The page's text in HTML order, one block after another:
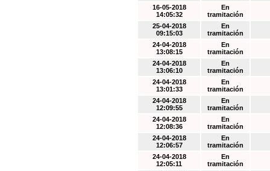
16-05-2018
14:05:32
En
tramitación
25-04-2018
09:15:03
En
tramitación
24-04-2018
13:08:15
En
tramitación
24-04-2018
13:06:10
En
tramitación
24-04-2018
13:01:33
En
tramitación
24-04-2018
12:09:55
En
tramitación
24-04-2018
12:08:36
En
tramitación
24-04-2018
12:06:57
En
tramitación
24-04-2018
12:05:11
En
tramitación